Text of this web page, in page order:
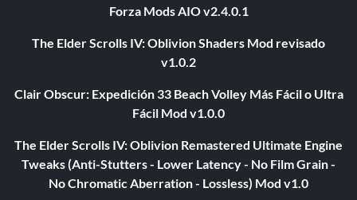
Forza Mods AIO v2.4.0.1
The Elder Scrolls IV: Oblivion Shaders Mod revisado
v1.0.2
Clair Obscur: Expedición 33 Beach Volley Más Fácil o Ultra
Fácil Mod v1.0.0
The Elder Scrolls IV: Oblivion Remastered Ultimate Engine
Tweaks (Anti-Stutters - Lower Latency - No Film Grain -
No Chromatic Aberration - Lossless) Mod v1.0